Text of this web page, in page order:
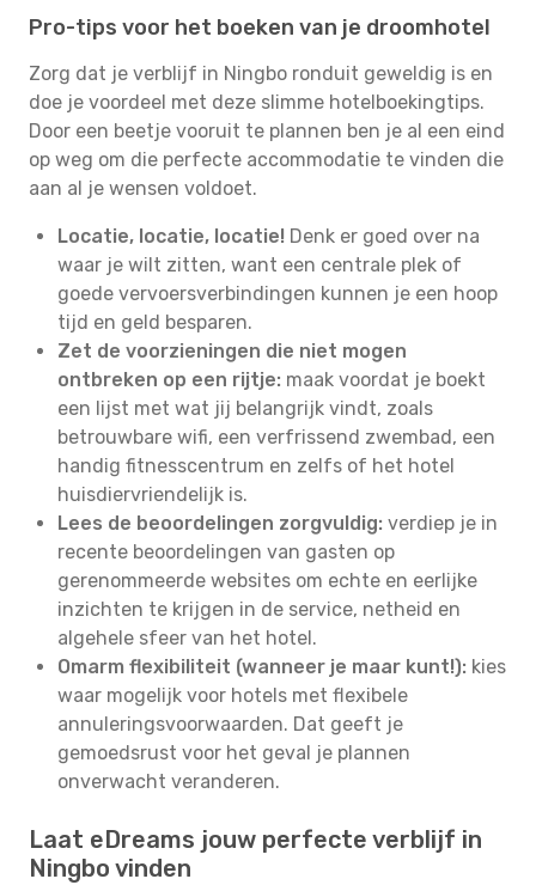
Pro-tips voor het boeken van je droomhotel
Zorg dat je verblijf in Ningbo ronduit geweldig is en
doe je voordeel met deze slimme hotelboekingtips.
Door een beetje vooruit te plannen ben je al een eind
op weg om die perfecte accommodatie te vinden die
aan al je wensen voldoet.
Locatie, locatie, locatie! Denk er goed over na
waar je wilt zitten, want een centrale plek of
goede vervoersverbindingen kunnen je een hoop
tijd en geld besparen.
Zet de voorzieningen die niet mogen
ontbreken op een rijtje: maak voordat je boekt
een lijst met wat jij belangrijk vindt, zoals
betrouwbare wifi, een verfrissend zwembad, een
handig fitnesscentrum en zelfs of het hotel
huisdiervriendelijk is.
Lees de beoordelingen zorgvuldig: verdiep je in
recente beoordelingen van gasten op
gerenommeerde websites om echte en eerlijke
inzichten te krijgen in de service, netheid en
algehele sfeer van het hotel.
Omarm flexibiliteit (wanneer je maar kunt!): kies
waar mogelijk voor hotels met flexibele
annuleringsvoorwaarden. Dat geeft je
gemoedsrust voor het geval je plannen
onverwacht veranderen.
Laat eDreams jouw perfecte verblijf in
Ningbo vinden